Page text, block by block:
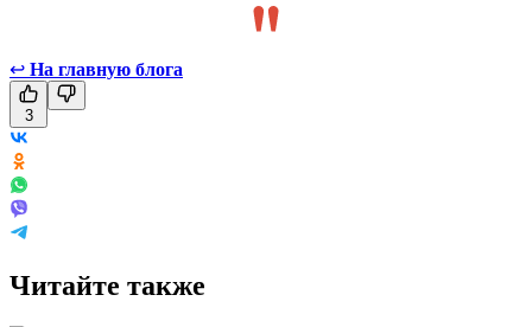
↩ На главную блога
3
Читайте также